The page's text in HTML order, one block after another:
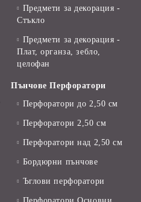
Предмети за декорация -
Стъкло
Предмети за декорация -
Плат, органза, зебло,
целофан
Пънчове Перфоратори
Перфоратори до 2,50 см
Перфоратори 2,50 см
Перфоратори над 2,50 см
Бордюрни пънчове
Ъглови перфоратори